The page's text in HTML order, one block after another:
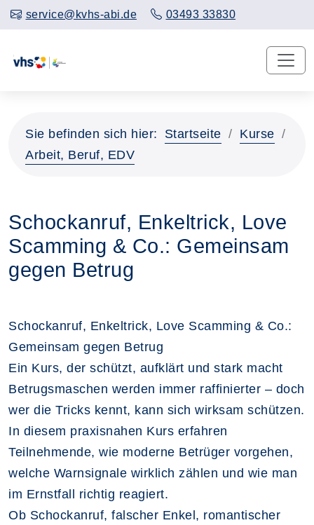
service@kvhs-abi.de 03493 33830
Sie befinden sich hier: Startseite
Kurse
Arbeit, Beruf, EDV
Schockanruf, Enkeltrick, Love
Scamming & Co.: Gemeinsam
gegen Betrug
Schockanruf, Enkeltrick, Love Scamming & Co.:
Gemeinsam gegen Betrug
Ein Kurs, der schützt, aufklärt und stark macht
Betrugsmaschen werden immer raffinierter – doch
wer die Tricks kennt, kann sich wirksam schützen.
In diesem praxisnahen Kurs erfahren
Teilnehmende, wie moderne Betrüger vorgehen,
welche Warnsignale wirklich zählen und wie man
im Ernstfall richtig reagiert.
Ob Schockanruf, falscher Enkel, romantischer